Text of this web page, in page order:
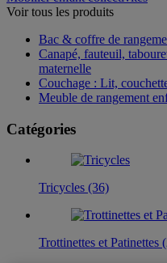
Voir tous les produits
Bac & coffre de
Canapé, fauteuil,
maternelle
Couchage : Lit,
Meuble de rangement
Catégories
Tricycles (36)
Trottinettes et Patinettes